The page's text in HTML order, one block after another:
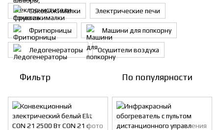
Соковижималки Электрические печи
Фритюрницы Машини для попкорну
Ледогенераторы Осушители воздуха
Фильтр По популярности